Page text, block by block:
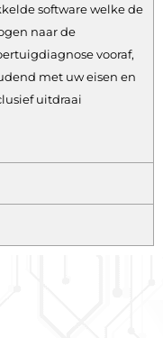
software welke de
naar de
vooraf,
met uw eisen en
uitdraai